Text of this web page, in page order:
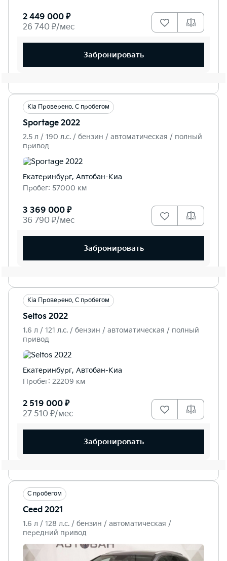
2 449 000 ₽
26 740 ₽/мес
Забронировать
Kia Проверено. С пробегом
Sportage 2022
2.5 л / 190 л.c. / бензин / автоматическая / полный
привод
Екатеринбург, Автобан-Киа
Пробег: 57000 км
3 369 000 ₽
36 790 ₽/мес
Забронировать
Kia Проверено. С пробегом
Seltos 2022
1.6 л / 121 л.c. / бензин / автоматическая / полный
привод
Екатеринбург, Автобан-Киа
Пробег: 22209 км
2 519 000 ₽
27 510 ₽/мес
Забронировать
С пробегом
Ceed 2021
1.6 л / 128 л.c. / бензин / автоматическая /
передний привод